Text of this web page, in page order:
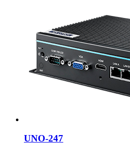
UNO-247